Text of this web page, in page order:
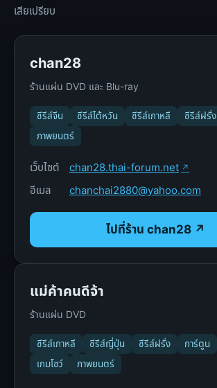
เสียเปรียบ
แม่ค้าคนดีจ้า
ร้านแผ่น DVD
ซีรีส์เกาหลี ซีรีส์ญี่ปุ่น ซีรีส์ฝรั่ง การ์ตูน
เกมโชว์
ภาพยนตร์
chan28
ร้านแผ่น DVD และ Blu-ray
ซีรีส์จีน ซีรีส์ไต้หวัน ซีรีส์เกาหลี ซีรีส์ฝรั่ง
ภาพยนตร์
เว็บไซต์
chan28.thai-forum.net
อีเมล
chanchai2880@yahoo.com
ไปที่ร้าน chan28 ↗